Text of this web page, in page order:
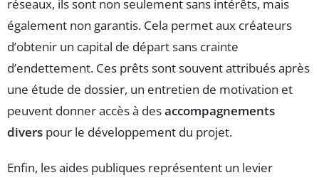
réseaux, ils sont non seulement sans intérêts, mais
également non garantis. Cela permet aux créateurs
d’obtenir un capital de départ sans crainte
d’endettement. Ces prêts sont souvent attribués après
une étude de dossier, un entretien de motivation et
peuvent donner accès à desaccompagnements
divers pour le développement du projet.
Enfin, les aides publiques représentent un levier